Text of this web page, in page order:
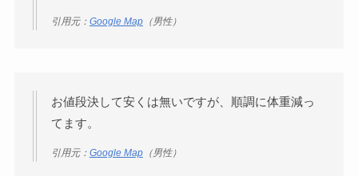
引用元： Google Map（男性）
お値段決して安くは無いですが、順調に体重減っ
てます。
引用元： Google Map（男性）